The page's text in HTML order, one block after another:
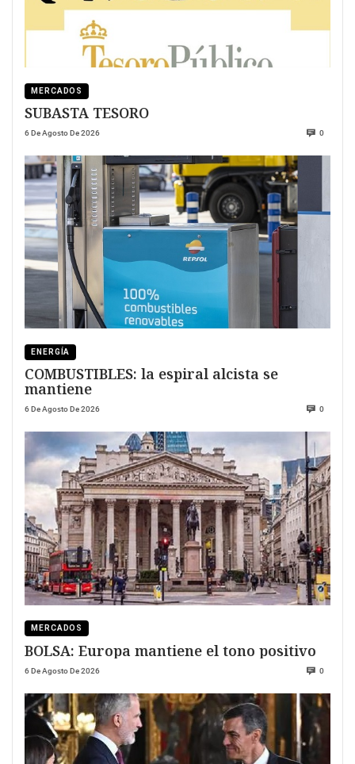
MERCADOS
SUBASTA TESORO
6 De Agosto De 2026 0
ENERGÍA
COMBUSTIBLES: la espiral alcista se
mantiene
6 De Agosto De 2026 0
MERCADOS
BOLSA: Europa mantiene el tono positivo
6 De Agosto De 2026 0